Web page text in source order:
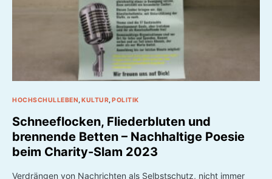
HOCHSCHULLEBEN KULTUR POLITIK
Schneeflocken, Fliederbluten und
brennende Betten – Nachhaltige Poesie
beim Charity-Slam 2023
Verdrängen von Nachrichten als Selbstschutz, nicht immer